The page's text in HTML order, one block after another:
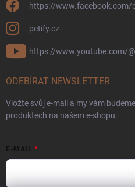
https://www.facebook.com/
petify.cz
https://www.youtube.com/
ODEBÍRAT NEWSLETTER
Vložte svůj e-mail a my vám
produktech na našem e-shopu.
E-MAIL